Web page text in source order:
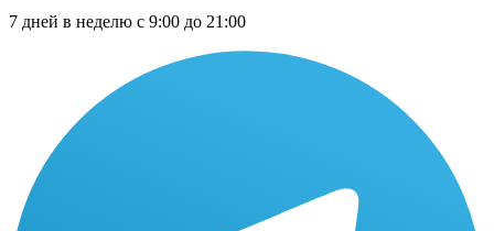
7 дней в неделю с 9:00 до 21:00